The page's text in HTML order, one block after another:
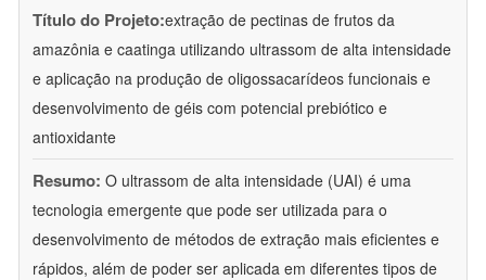
Título do Projeto:extração de pectinas de frutos da
amazônia e caatinga utilizando ultrassom de alta intensidade
e aplicação na produção de oligossacarídeos funcionais e
desenvolvimento de géis com potencial prebiótico e
antioxidante
Resumo: O ultrassom de alta intensidade (UAI) é uma
tecnologia emergente que pode ser utilizada para o
desenvolvimento de métodos de extração mais eficientes e
rápidos, além de poder ser aplicada em diferentes tipos de